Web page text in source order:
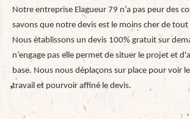
Notre entreprise Elagueur 79 n’a pas peur des
savons que notre devis est le moins cher de
Nous établissons un devis 100% gratuit sur
n’engage pas elle permet de situer le projet et
base. Nous nous déplaçons sur place pour voir
travail et pourvoir affiné le devis.